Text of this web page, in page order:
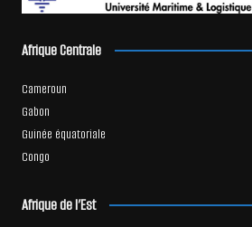
Afrique Centrale
Cameroun
Gabon
Guinée équatoriale
Congo
Afrique de l’Est